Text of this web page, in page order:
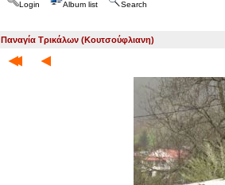
Login Album list Search
Παναγία Τρικάλων (Κουτσούφλιανη)